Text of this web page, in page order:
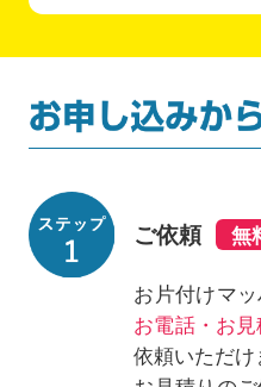
ご依頼
お片付けマッ
お電話・お
依頼いただけ